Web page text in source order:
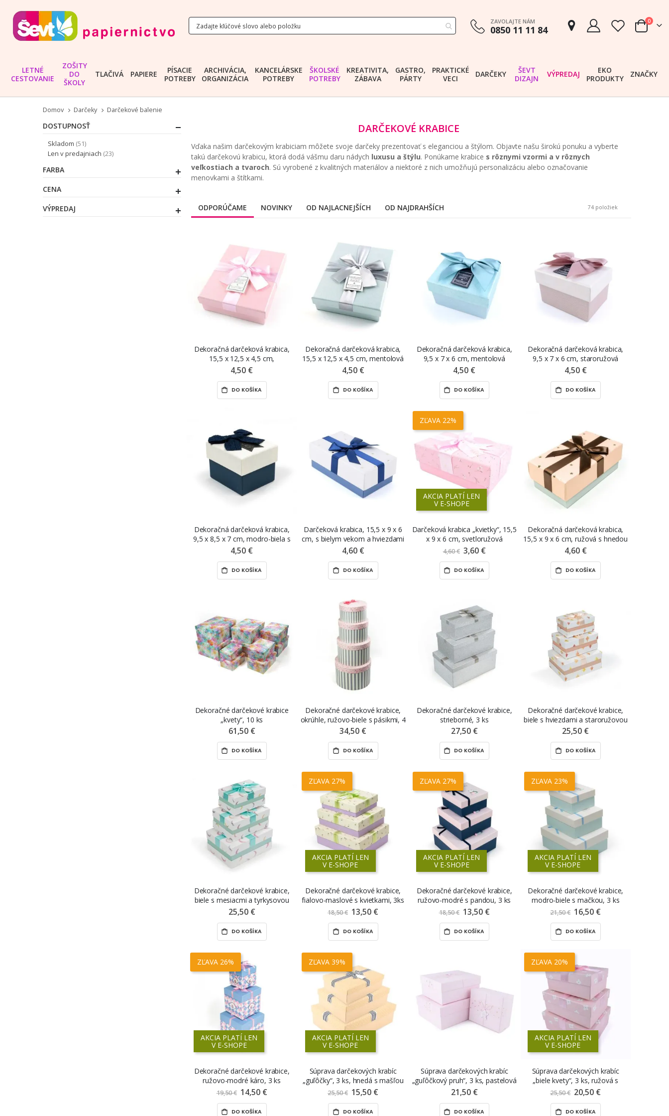
ZAVOLAJTE NÁM
0850 11 11 84 Cart
0
LETNÉ
CESTOVANIE
ZOŠITY
DO
ŠKOLY
TLAČIVÁ PAPIERE
PÍSACIE
POTREBY
ARCHIVÁCIA,
ORGANIZÁCIA
KANCELÁRSKE
POTREBY
ŠKOLSKÉ
POTREBY
KREATIVITA,
ZÁBAVA
GASTRO,
PÁRTY
PRAKTICKÉ
VECI
DARČEKY
ŠEVT
DIZAJN
VÝPREDAJ
EKO
PRODUKTY
ZNAČKY
Domov Darčeky Darčekové balenie
DARČEKOVÉ KRABICE
Vďaka našim darčekovým krabiciam môžete svoje darčeky prezentovať s eleganciou a štýlom. Objavte našu širokú ponuku a vyberte
takú darčekovú krabicu, ktorá dodá vášmu daru nádych luxusu a štýlu. Ponúkame krabice s rôznymi vzormi a v rôznych
veľkostiach a tvaroch. Sú vyrobené z kvalitných materiálov a niektoré z nich umožňujú personalizáciu alebo označovanie
menovkami a štítkami.
ODPORÚČAME NOVINKY OD NAJLACNEJŠÍCH OD NAJDRAHŠÍCH 74položiek
Dekoračná darčeková krabica,
15,5 x 12,5 x 4,5 cm,
svetloružová s ružovou mašľou
4,50 €
DO KOŠÍKA
Dekoračná darčeková krabica,
15,5 x 12,5 x 4,5 cm, mentolová
so stribornou mašľou
4,50 €
DO KOŠÍKA
Dekoračná darčeková krabica,
9,5 x 7 x 6 cm, mentolová
4,50 €
DO KOŠÍKA
Dekoračná darčeková krabica,
9,5 x 7 x 6 cm, staroružová
4,50 €
DO KOŠÍKA
Dekoračná darčeková krabica,
9,5 x 8,5 x 7 cm, modro-biela s
modrou mašľou
4,50 €
DO KOŠÍKA
Darčeková krabica, 15,5 x 9 x 6
cm, s bielym vekom a hviezdami
4,60 €
DO KOŠÍKA
AKCIA PLATÍ LEN
V E-SHOPE
ZĽAVA 22%
Darčeková krabica „kvietky“, 15,5
x 9 x 6 cm, svetloružová
4,60 € Znížená
cena
3,60 €
DO KOŠÍKA
Dekoračná darčeková krabica,
15,5 x 9 x 6 cm, ružová s hnedou
mašľou
4,60 €
DO KOŠÍKA
Dekoračné darčekové krabice
„kvety“, 10 ks
61,50 €
DO KOŠÍKA
Dekoračné darčekové krabice,
okrúhle, ružovo-biele s pásikmi, 4
ks
34,50 €
DO KOŠÍKA
Dekoračné darčekové krabice,
strieborné, 3 ks
27,50 €
DO KOŠÍKA
Dekoračné darčekové krabice,
biele s hviezdami a staroružovou
mašľou, 3ks
25,50 €
DO KOŠÍKA
Dekoračné darčekové krabice,
biele s mesiacmi a tyrkysovou
mašľou, 3ks
25,50 €
DO KOŠÍKA
AKCIA PLATÍ LEN
V E-SHOPE
ZĽAVA 27%
Dekoračné darčekové krabice,
fialovo-maslové s kvietkami, 3ks
18,50 € Znížená
cena
13,50 €
DO KOŠÍKA
AKCIA PLATÍ LEN
V E-SHOPE
ZĽAVA 27%
Dekoračné darčekové krabice,
ružovo-modré s pandou, 3 ks
18,50 € Znížená
cena
13,50 €
DO KOŠÍKA
AKCIA PLATÍ LEN
V E-SHOPE
ZĽAVA 23%
Dekoračné darčekové krabice,
modro-biele s mačkou, 3 ks
21,50 € Znížená
cena
16,50 €
DO KOŠÍKA
AKCIA PLATÍ LEN
V E-SHOPE
ZĽAVA 26%
Dekoračné darčekové krabice,
ružovo-modré káro, 3 ks
19,50 € Znížená
cena
14,50 €
DO KOŠÍKA
AKCIA PLATÍ LEN
V E-SHOPE
ZĽAVA 39%
Súprava darčekových krabíc
„guľôčky“, 3 ks, hnedá s mašľou
25,50 € Znížená
cena
15,50 €
DO KOŠÍKA
Súprava darčekových krabíc
„guľôčkový pruh“, 3 ks, pastelová
ružová s mašľou
21,50 €
DO KOŠÍKA
AKCIA PLATÍ LEN
V E-SHOPE
ZĽAVA 20%
Súprava darčekových krabíc
„biele kvety“, 3 ks, ružová s
ružovou mašľou
25,50 € Znížená
cena
20,50 €
DO KOŠÍKA
DOSTUPNOSŤ
Skladom 51
položky
Len v predajniach 23
položky
FARBA
CENA
VÝPREDAJ